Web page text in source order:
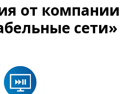
от компании
сети»